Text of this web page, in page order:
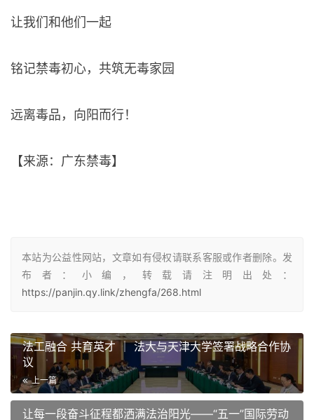
让我们和他们一起
铭记禁毒初心，共筑无毒家园
远离毒品，向阳而行！
【来源：广东禁毒】
本站为公益性网站，文章如有侵权请联系客服或作者删除。发
布者：小编，转载请注明出处：
https://panjin.qy.link/zhengfa/268.html
法工融合 共育英才 ｜ 法大与天津大学签署战略合作协
议
上一篇
让每一段奋斗征程都洒满法治阳光——“五一”国际劳动